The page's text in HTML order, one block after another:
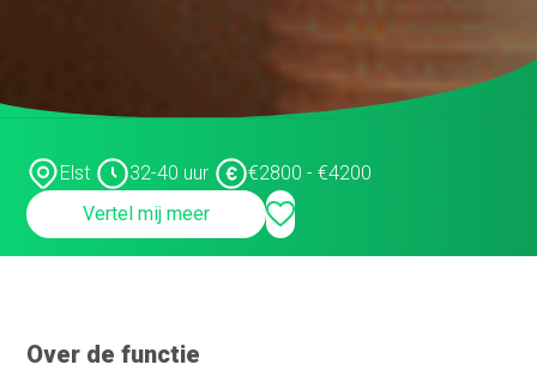
Elst 32-40 uur
€2800 - €4200
Vertel mij meer
Over de functie
Infrastructure specialist /
Inkoop/product manager